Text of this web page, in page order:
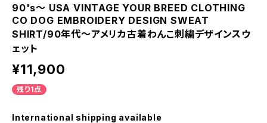
90's～ USA VINTAGE YOUR BREED CLOTHING
CO DOG EMBROIDERY DESIGN SWEAT
SHIRT/90年代〜アメリカ古着わんこ刺繍デザインスウ
ェット
¥11,900
残り1点
International shipping available